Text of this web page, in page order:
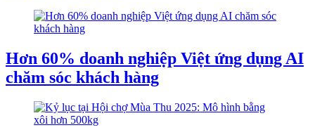
Hơn 60% doanh nghiệp Việt ứng dụng AI
chăm sóc khách hàng